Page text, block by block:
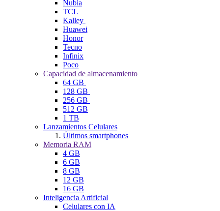
Nubia
TCL
Kalley
Huawei
Honor
Tecno
Infinix
Poco
Capacidad de almacenamiento
64 GB
128 GB
256 GB
512 GB
1 TB
Lanzamientos Celulares
Últimos smartphones
Memoria RAM
4 GB
6 GB
8 GB
12 GB
16 GB
Inteligencia Artificial
Celulares con IA